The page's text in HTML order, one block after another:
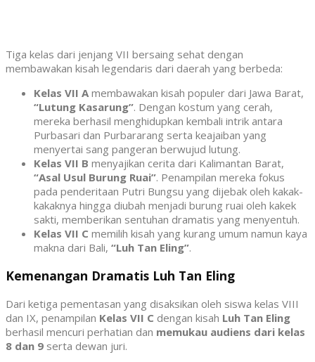
Tiga kelas dari jenjang VII bersaing sehat dengan
membawakan kisah legendaris dari daerah yang berbeda:
Kelas VII A membawakan kisah populer dari Jawa Barat,
“Lutung Kasarung”. Dengan kostum yang cerah,
mereka berhasil menghidupkan kembali intrik antara
Purbasari dan Purbararang serta keajaiban yang
menyertai sang pangeran berwujud lutung.
Kelas VII B menyajikan cerita dari Kalimantan Barat,
“Asal Usul Burung Ruai”. Penampilan mereka fokus
pada penderitaan Putri Bungsu yang dijebak oleh kakak-
kakaknya hingga diubah menjadi burung ruai oleh kakek
sakti, memberikan sentuhan dramatis yang menyentuh.
Kelas VII C memilih kisah yang kurang umum namun kaya
makna dari Bali, “Luh Tan Eling”.
Kemenangan Dramatis Luh Tan Eling
Dari ketiga pementasan yang disaksikan oleh siswa kelas VIII
dan IX, penampilan Kelas VII C dengan kisah Luh Tan Eling
berhasil mencuri perhatian dan memukau audiens dari kelas
8 dan 9 serta dewan juri.